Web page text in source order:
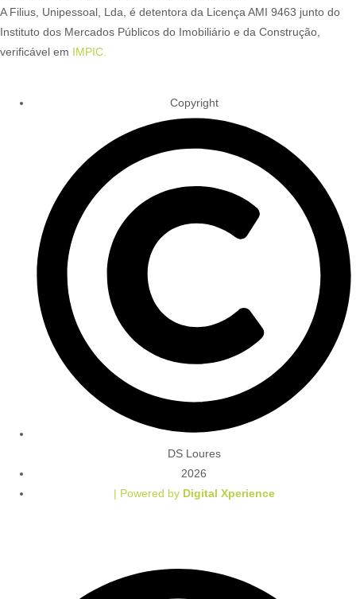
A Filius, Unipessoal, Lda, é detentora da Licença AMI 9463 junto do
Instituto dos Mercados Públicos do Imobiliário e da Construção,
verificável em IMPIC.
Copyright
DS Loures
2026
| Powered by Digital Xperience